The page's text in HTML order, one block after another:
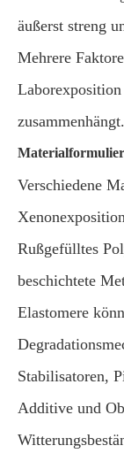
äußerst streng
Mehrere
zusammenhängt.
Verschiedene
Rußgefülltes
beschichtete
Elastomere
Stabilisatoren,
Additive und